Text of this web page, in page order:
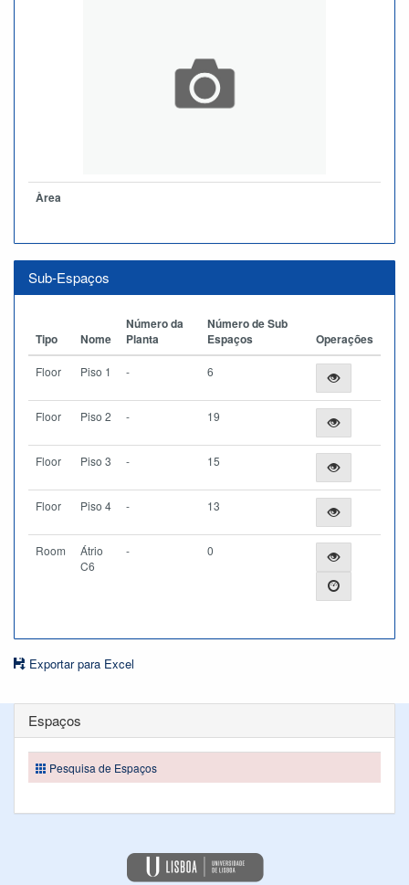
Àrea
Sub-Espaços
Tipo Nome
Número da
Planta
Número de Sub
Espaços
Operações
Floor Piso 1 - 6
Floor Piso 2 - 19
Floor Piso 3 - 15
Floor Piso 4 - 13
Room
Átrio
C6
- 0
Exportar para Excel
Espaços
Pesquisa de Espaços